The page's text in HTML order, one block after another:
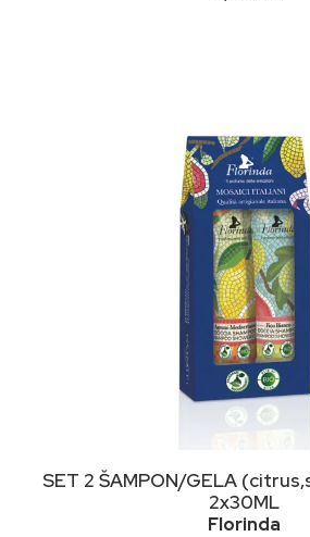
DODAJ U KORPU
SET 2 ŠAMPON/GELA
2x30ML
Florinda